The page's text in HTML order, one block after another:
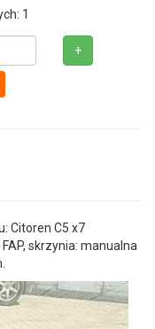
1
+
Citoren C5 x7
skrzynia: manualna